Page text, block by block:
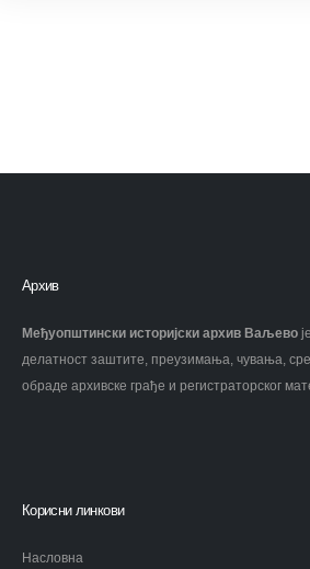
Архив
Међуопштински историјски архив Ваљево
делатност заштите, преузимања, чувања,
обраде архивске грађе и регистраторског
Корисни линкови
Насловна